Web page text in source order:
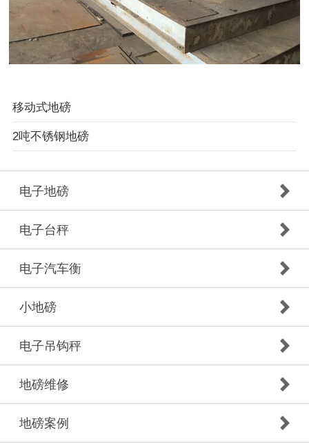
移动式地磅
2吨不锈钢地磅
电子地磅
电子台秤
电子汽车衡
小地磅
电子吊钩秤
地磅维修
地磅案例